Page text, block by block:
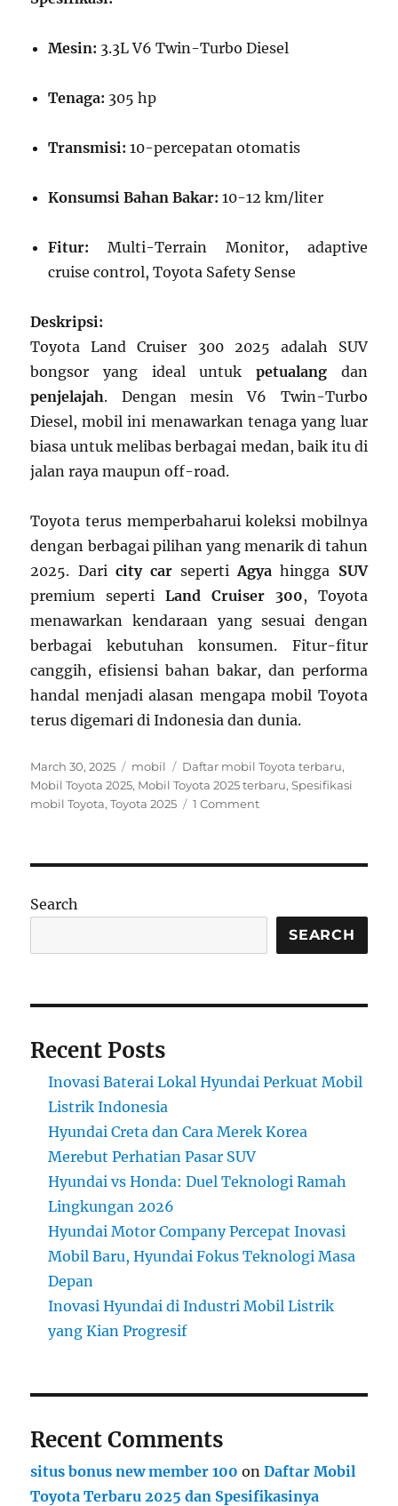
Mesin: 3.3L V6 Twin-Turbo Diesel
Tenaga: 305 hp
Transmisi: 10-percepatan otomatis
Konsumsi Bahan Bakar: 10-12 km/liter
Fitur: Multi-Terrain Monitor, adaptive
cruise control, Toyota Safety Sense
Deskripsi:
Toyota Land Cruiser 300 2025 adalah SUV
bongsor yang ideal untuk petualangdan
penjelajah. Dengan mesin V6 Twin-Turbo
Diesel, mobil ini menawarkan tenaga yang luar
biasa untuk melibas berbagai medan, baik itu di
jalan raya maupun off-road.
Toyota terus memperbaharui koleksi mobilnya
dengan berbagai pilihan yang menarik di tahun
2025. Dari city carsepertiAgya hingga SUV
premium sepertiLand Cruiser 300, Toyota
menawarkan kendaraan yang sesuai dengan
berbagai kebutuhan konsumen. Fitur-fitur
canggih, efisiensi bahan bakar, dan performa
handal menjadi alasan mengapa mobil Toyota
terus digemari di Indonesia dan dunia.
Posted
on
March 30, 2025 Categories
mobil Tags
Daftar mobil Toyota terbaru,
Mobil Toyota 2025, Mobil Toyota 2025 terbaru,Spesifikasi
mobil Toyota,Toyota 2025 1 Commenton
dan
Spesifikasinya
Search
SEARCH
Recent Posts
Inovasi Baterai Lokal Hyundai Perkuat Mobil
Listrik Indonesia
Hyundai Creta dan Cara Merek Korea
Merebut Perhatian Pasar SUV
Hyundai vs Honda: Duel Teknologi Ramah
Lingkungan 2026
Hyundai Motor Company Percepat Inovasi
Mobil Baru, Hyundai Fokus Teknologi Masa
Depan
Inovasi Hyundai di Industri Mobil Listrik
yang Kian Progresif
Recent Comments
situs bonus new member 100 onDaftar Mobil
Toyota Terbaru 2025 dan Spesifikasinya